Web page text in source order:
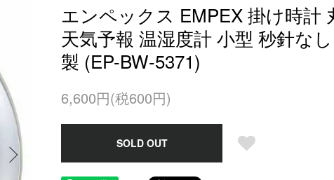
エンペックス EMPEX 掛け時計
天気予報 温湿度計 小型 秒針な
製 (EP-BW-5371)
6,600円(税600円)
SOLD OUT